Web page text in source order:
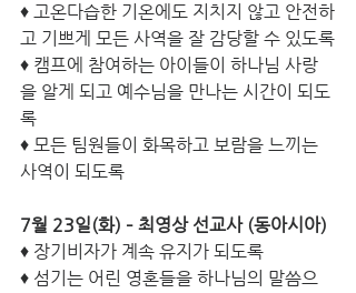
♦ 고온다습한 기온에도 지치지 않고 안전하
고 기쁘게 모든 사역을 잘 감당할 수 있도록
♦ 캠프에 참여하는 아이들이 하나님 사랑
을 알게 되고 예수님을 만나는 시간이 되도
록
♦ 모든 팀원들이 화목하고 보람을 느끼는
사역이 되도록
7월 23일(화) – 최영상 선교사 (동아시아)
♦ 장기비자가 계속 유지가 되도록
♦ 섬기는 어린 영혼들을 하나님의 말씀으